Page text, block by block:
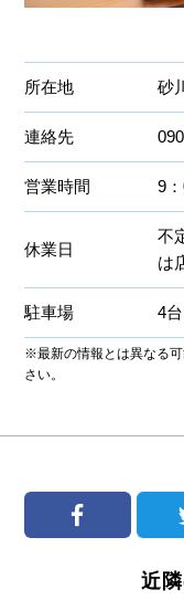
所在地 砂
連絡先
営業時間 9
休業日
不
は
駐車場 4
※最新の情報とは異なる
さい。
近